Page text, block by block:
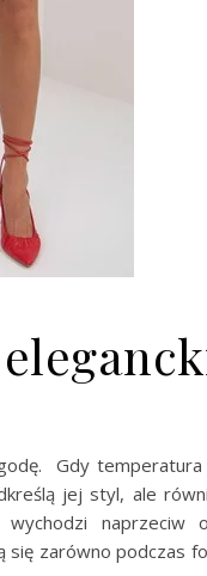
Gdy
jej styl, ale
naprzeciw
zarówno podczas